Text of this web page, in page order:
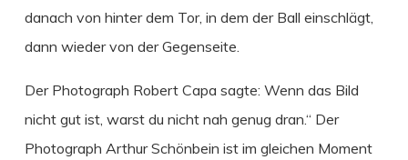
danach von hinter dem Tor, in dem der Ball einschlägt,
dann wieder von der Gegenseite.
Der Photograph Robert Capa sagte: Wenn das Bild
nicht gut ist, warst du nicht nah genug dran.“ Der
Photograph Arthur Schönbein ist im gleichen Moment